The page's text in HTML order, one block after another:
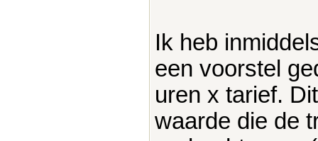
Ik heb
een voorstel
uren x tarief.
waarde die de